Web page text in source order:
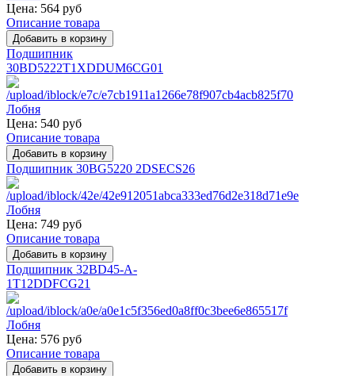
Цена: 564 руб
Описание товара
Подшипник
30BD5222T1XDDUM6CG01
Цена: 540 руб
Описание товара
Подшипник 30BG5220 2DSECS26
Цена: 749 руб
Описание товара
Подшипник 32BD45-A-
1T12DDFCG21
Цена: 576 руб
Описание товара